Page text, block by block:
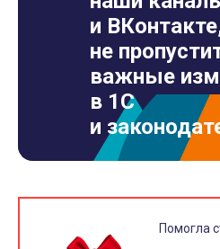
и
не
важные
в 1С
и
Помогла